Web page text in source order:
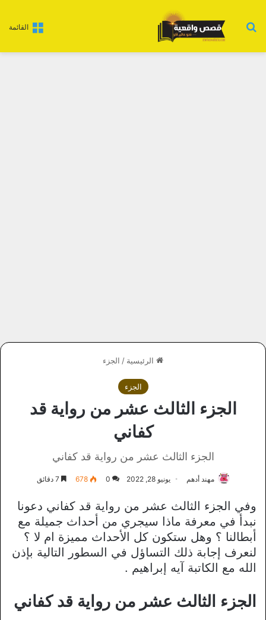
القائمة بحث عن
الرئيسية / الجزء
الجزء
الجزء الثالث عشر من رواية قد
كفاني
الجزء الثالث عشر من رواية قد كفاني
مهند أدهم يونيو 28, 2022 0
678
وفي الجزء الثالث عشر من رواية قد كفاني دعونا
نبدأ في معرفة ماذا سيجري من أحداث جميلة مع
أبطالنا ؟ وهل ستكون كل الأحداث مميزة ام لا ؟
لنعرف إجابة ذلك التساؤل في السطور التالية بإذن
الله مع الكاتبة آيه إبراهيم .
الجزء الثالث عشر من رواية قد كفاني